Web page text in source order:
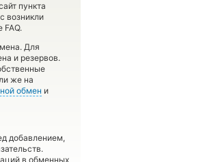
пункта
возникли
FAQ.
Для
и резервов.
же на
обмен и
добавлением,
в обменных